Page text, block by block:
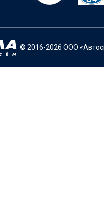
© 2016-2026 ООО